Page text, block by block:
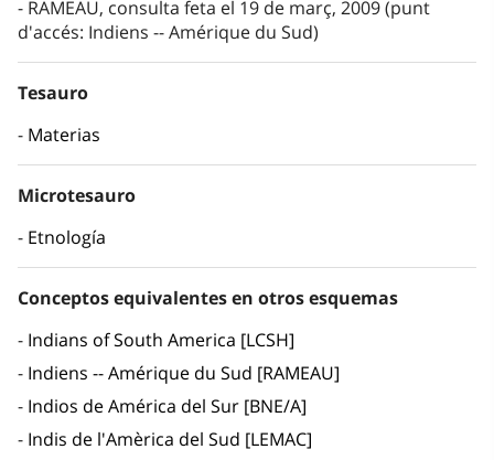
RAMEAU, consulta feta el 19 de març, 2009 (punt
d'accés: Indiens -- Amérique du Sud)
Tesauro
Materias
Microtesauro
Etnología
Conceptos equivalentes en otros esquemas
Indians of South America [LCSH]
Indiens -- Amérique du Sud [RAMEAU]
Indios de América del Sur [BNE/A]
Indis de l'Amèrica del Sud [LEMAC]